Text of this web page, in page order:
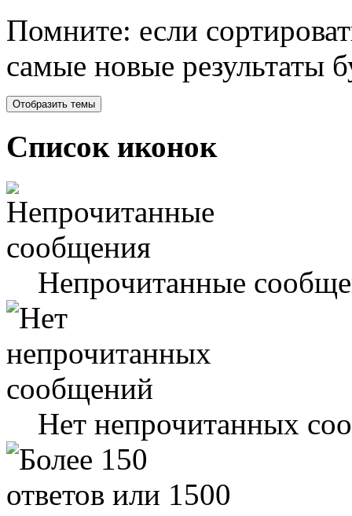
Помните: если
самые новые результаты
Список иконок
Непрочитанные
Нет непрочитанных